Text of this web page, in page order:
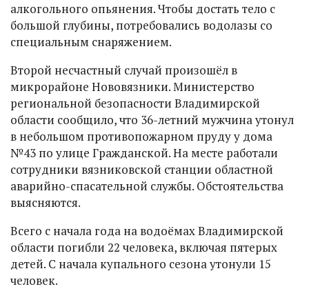
алкогольного опьянения. Чтобы достать тело с
большой глубины, потребовались водолазы со
специальным снаряжением.
Второй несчастный случай произошёл в
микрорайоне Нововязники. Министерство
региональной безопасности Владимирской
области сообщило, что 36-летний мужчина утонул
в небольшом противопожарном пруду у дома
№43 по улице Гражданской. На месте работали
сотрудники вязниковской станции областной
аварийно-спасательной службы. Обстоятельства
выясняются.
Всего с начала года на водоёмах Владимирской
области погибли 22 человека, включая пятерых
детей. С начала купального сезона утонули 15
человек.